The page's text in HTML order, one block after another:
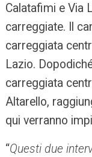
Calatafimi e Via
carreggiate. Il
carreggiata
Lazio.
carreggiata
Altarello,
qui verranno
“Questi due